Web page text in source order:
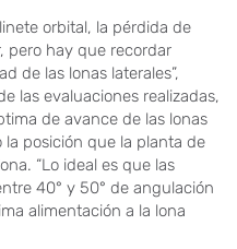
orbital, la pérdida de
pero hay que recordar
de las lonas laterales”,
las evaluaciones realizadas,
de avance de las lonas
posición que la planta de
“Lo ideal es que las
40° y 50° de angulación
alimentación a la lona